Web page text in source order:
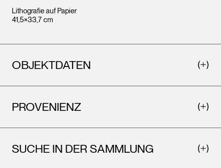
Lithografie auf Papier
41,5×33,7 cm
OBJEKTDATEN
PROVENIENZ
SUCHE IN DER SAMMLUNG